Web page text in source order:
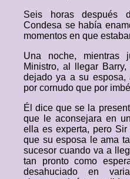
Seis horas después
Condesa se había
momentos en que
Una noche, mientras
Ministro, al llegar
dejado ya a su esposa,
por cornudo que por
Él dice que se la
que le aconsejara en
ella es experta, pero
que su esposa le ama
sucesor cuando va a
tan pronto como
desahuciado en